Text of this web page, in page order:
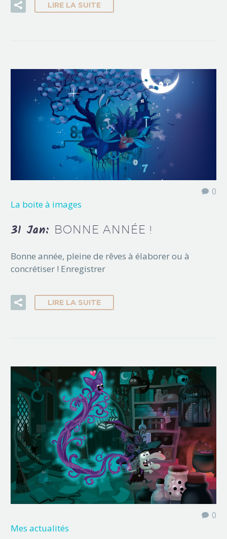
LIRE LA SUITE
0
La boite à images
31 Jan: BONNE ANNÉE !
Bonne année, pleine de rêves à élaborer ou à
concrétiser ! Enregistrer
LIRE LA SUITE
0
Mes actualités